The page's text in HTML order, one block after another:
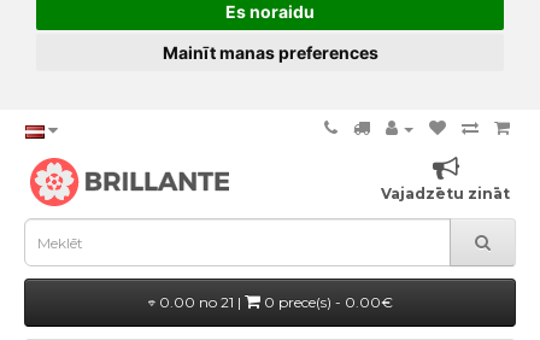
Es noraidu
Mainīt manas preferences
Vajadzētu zināt
0.00 no 21 | 0 prece(s) - 0.00€